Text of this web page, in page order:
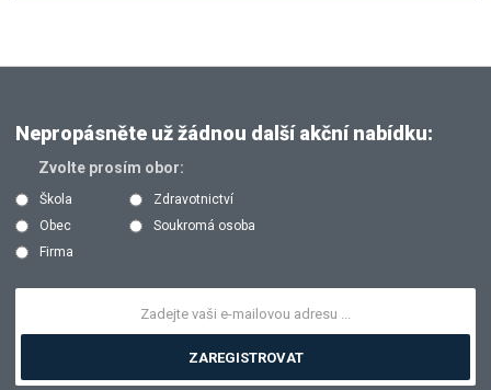
Nepropásněte už žádnou další akční nabídku:
Zvolte prosím obor:
Škola
Zdravotnictví
Obec
Soukromá osoba
Firma
ZAREGISTROVAT